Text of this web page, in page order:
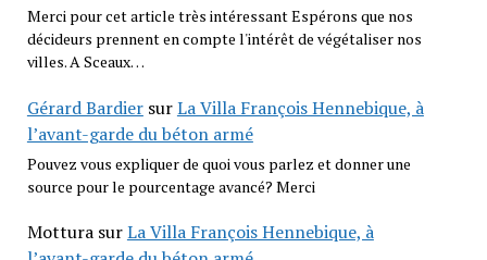
Merci pour cet article très intéressant Espérons que nos
décideurs prennent en compte l'intérêt de végétaliser nos
villes. A Sceaux…
Gérard BardiersurLa Villa François Hennebique, à
l’avant-garde du béton armé
Pouvez vous expliquer de quoi vous parlez et donner une
source pour le pourcentage avancé? Merci
MotturasurLa Villa François Hennebique, à